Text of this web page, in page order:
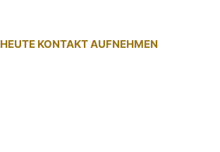
KONTAKT AUFNEHMEN